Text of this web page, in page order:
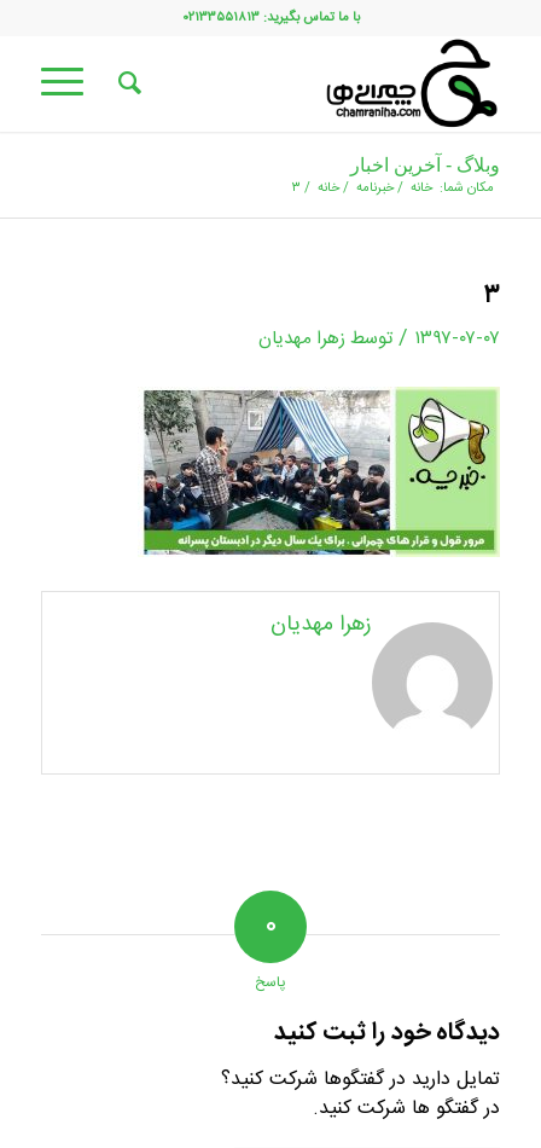
با ما تماس بگیرید: ۰۲۱۳۳۵۵۱۸۱۳
وبلاگ - آخرین اخبار
مکان شما: خانه /خبرنامه /خانه / ۳
۳
۱۳۹۷-۰۷-۰۷ / توسط زهرا مهدیان
زهرا مهدیان
۰
پاسخ
دیدگاه خود را ثبت کنید
تمایل دارید در گفتگوها شرکت کنید؟
در گفتگو ها شرکت کنید.